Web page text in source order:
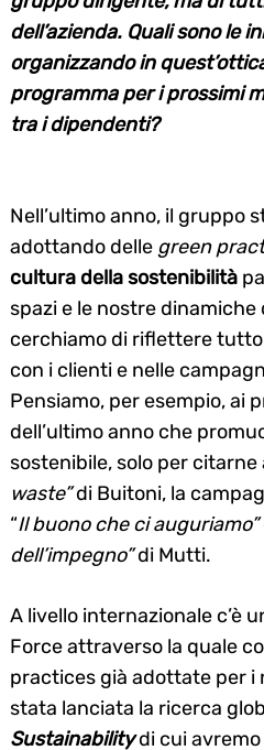
dell’azienda. Quali sono le
organizzando in
programma per i prossimi
tra i dipendenti?
Nell’ultimo anno, il gruppo
adottando delle green
cultura della sostenibilità
spazi e le nostre dinamiche
cerchiamo di riflettere
con i clienti e nelle
Pensiamo, per esempio, ai
dell’ultimo anno che
sostenibile, solo per citarne
waste”di Buitoni, la
“Il buono che ci auguriamo”
dell’impegno”di Mutti.
A livello internazionale c’è
Force attraverso la quale
practices già adottate per i
stata lanciata la ricerca
Sustainabilitydi cui avremo